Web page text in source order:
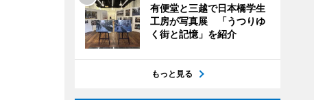
有便堂と三越で日本橋学生
工房が写真展 「うつりゆ
く街と記憶」を紹介
もっと見る